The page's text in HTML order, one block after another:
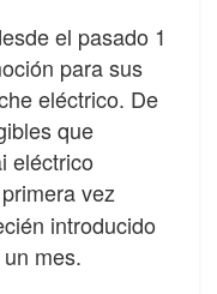
el pasado 1
para sus
eléctrico. De
que
eléctrico
vez
introducido
mes.